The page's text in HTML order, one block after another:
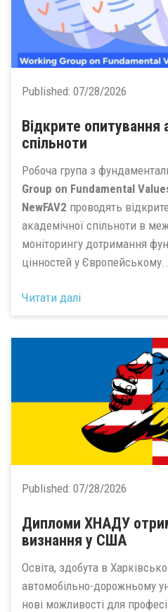
Published: 07/28/2026
Відкрите опитування
спільноти
Робоча група з
Group on Fundamental
NewFAV2 проводять
академічної спільноти в
моніторингу дотримання
цінностей у Європейському...
Читати далі
Published: 07/28/2026
Дипломи ХНАДУ
визнання у США
Освіта, здобута в
автомобільно-дорожньому
нові можливості для